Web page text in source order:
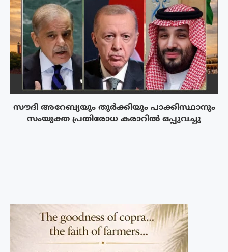
സൗദി അറേബ്യയും തുർക്കിയും പാക്കിസ്ഥാനും
സംയുക്ത പ്രതിരോധ കരാറിൽ ഒപ്പുവച്ചു